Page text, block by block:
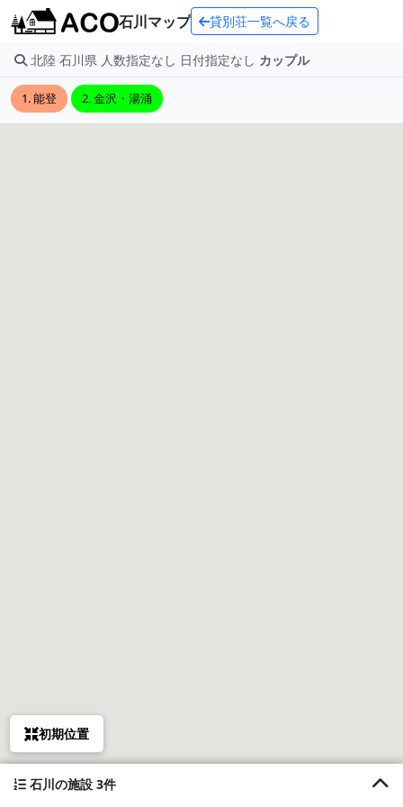
石川マップ 貸別荘一覧へ戻る
北陸 石川県 人数指定なし 日付指定なし カップル
1. 能登 2. 金沢・湯涌
初期位置
石川の施設 3件1. Dejavu(デジャブ)